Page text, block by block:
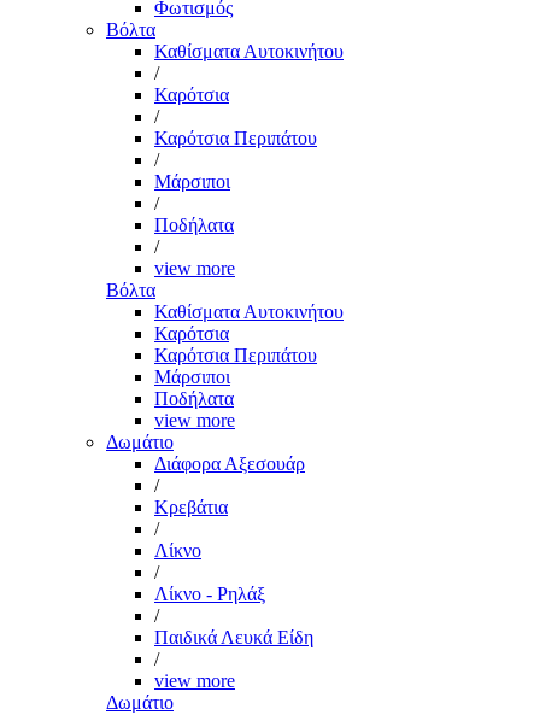
Φωτισμός
Βόλτα
Καθίσματα Αυτοκινήτου
/
Καρότσια
/
Καρότσια Περιπάτου
/
Μάρσιποι
/
Ποδήλατα
/
view more
Βόλτα
Καθίσματα Αυτοκινήτου
Καρότσια
Καρότσια Περιπάτου
Μάρσιποι
Ποδήλατα
view more
Δωμάτιο
Διάφορα Αξεσουάρ
/
Κρεβάτια
/
Λίκνο
/
Λίκνο - Ρηλάξ
/
Παιδικά Λευκά Είδη
/
view more
Δωμάτιο